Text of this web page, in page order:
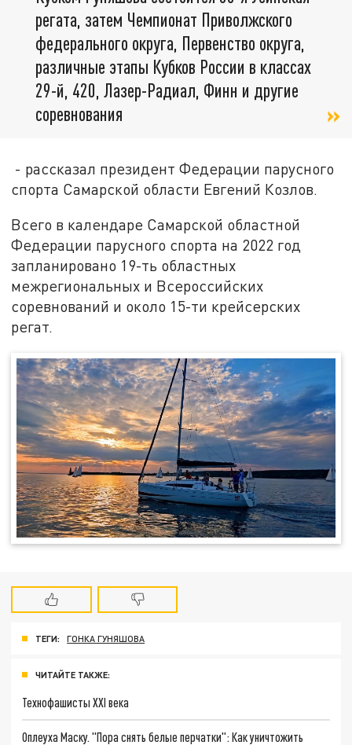
регата, затем Чемпионат Приволжского
федерального округа, Первенство округа,
различные этапы Кубков России в классах
29-й, 420, Лазер-Радиал, Финн и другие
соревнования
- рассказал президент Федерации парусного
спорта Самарской области Евгений Козлов.
Всего в календаре Самарской областной
Федерации парусного спорта на 2022 год
запланировано 19-ть областных
межрегиональных и Всероссийских
соревнований и около 15-ти крейсерских
регат.
ТЕГИ: ГОНКА ГУНЯШОВА
ЧИТАЙТЕ ТАКЖЕ:
Технофашисты XXI века
Оплеуха Маску. "Пора снять белые перчатки": Как уничтожить